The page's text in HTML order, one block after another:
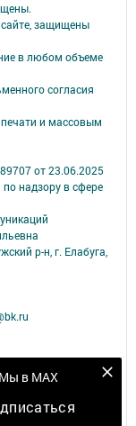
Мы в MAX
защищены
в любом объеме
согласия
печати и массовым
от 23.06.2025
надзору в сфере
р-н, г. Елабуга,
сервисов и
браузера.